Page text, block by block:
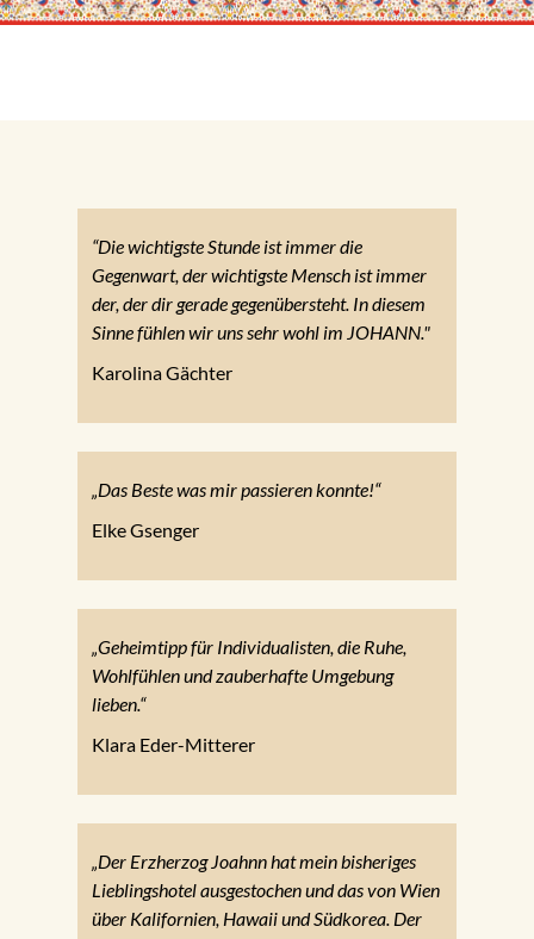
“Die wichtigste Stunde ist immer die
Gegenwart, der wichtigste Mensch ist immer
der, der dir gerade gegenübersteht. In diesem
Sinne fühlen wir uns sehr wohl im JOHANN."
Karolina Gächter
„Das Beste was mir passieren konnte!“
Elke Gsenger
„Geheimtipp für Individualisten, die Ruhe,
Wohlfühlen und zauberhafte Umgebung
lieben.“
Klara Eder-Mitterer
„Der Erzherzog Joahnn hat mein bisheriges
Lieblingshotel ausgestochen und das von Wien
über Kalifornien, Hawaii und Südkorea. Der